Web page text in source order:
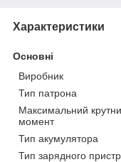
Характеристики
Основні
Виробник
Тип патрона
Максимальний
момент
Тип акумулятора
Тип зарядного